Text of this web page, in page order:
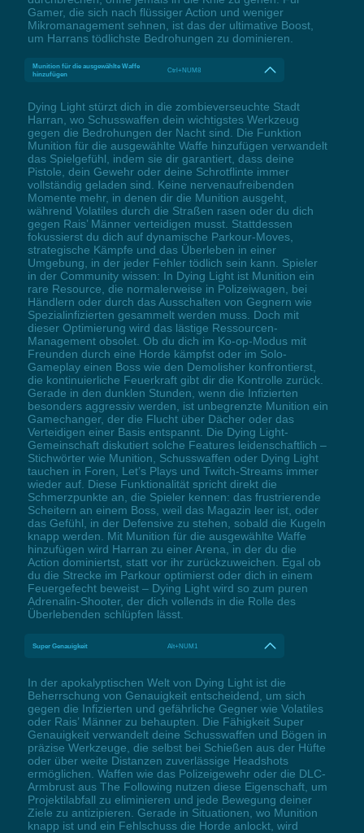
Gamer, die sich nach flüssiger Action und weniger
Mikromanagement sehnen, ist das der ultimative Boost,
um Harrans tödlichste Bedrohungen zu dominieren.
Munition für die ausgewählte Waffe
hinzufügen
Ctrl+NUM8
Dying Light stürzt dich in die zombieverseuchte Stadt
Harran, wo Schusswaffen dein wichtigstes Werkzeug
gegen die Bedrohungen der Nacht sind. Die Funktion
Munition für die ausgewählte Waffe hinzufügen verwandelt
das Spielgefühl, indem sie dir garantiert, dass deine
Pistole, dein Gewehr oder deine Schrotflinte immer
vollständig geladen sind. Keine nervenaufreibenden
Momente mehr, in denen dir die Munition ausgeht,
während Volatiles durch die Straßen rasen oder du dich
gegen Rais’ Männer verteidigen musst. Stattdessen
fokussierst du dich auf dynamische Parkour-Moves,
strategische Kämpfe und das Überleben in einer
Umgebung, in der jeder Fehler tödlich sein kann. Spieler
in der Community wissen: In Dying Light ist Munition ein
rare Resource, die normalerweise in Polizeiwagen, bei
Händlern oder durch das Ausschalten von Gegnern wie
Spezialinfizierten gesammelt werden muss. Doch mit
dieser Optimierung wird das lästige Ressourcen-
Management obsolet. Ob du dich im Ko-op-Modus mit
Freunden durch eine Horde kämpfst oder im Solo-
Gameplay einen Boss wie den Demolisher konfrontierst,
die kontinuierliche Feuerkraft gibt dir die Kontrolle zurück.
Gerade in den dunklen Stunden, wenn die Infizierten
besonders aggressiv werden, ist unbegrenzte Munition ein
Gamechanger, der die Flucht über Dächer oder das
Verteidigen einer Basis entspannt. Die Dying Light-
Gemeinschaft diskutiert solche Features leidenschaftlich –
Stichwörter wie Munition, Schusswaffen oder Dying Light
tauchen in Foren, Let’s Plays und Twitch-Streams immer
wieder auf. Diese Funktionalität spricht direkt die
Schmerzpunkte an, die Spieler kennen: das frustrierende
Scheitern an einem Boss, weil das Magazin leer ist, oder
das Gefühl, in der Defensive zu stehen, sobald die Kugeln
knapp werden. Mit Munition für die ausgewählte Waffe
hinzufügen wird Harran zu einer Arena, in der du die
Action dominiertst, statt vor ihr zurückzuweichen. Egal ob
du die Strecke im Parkour optimierst oder dich in einem
Feuergefecht beweist – Dying Light wird so zum puren
Adrenalin-Shooter, der dich vollends in die Rolle des
Überlebenden schlüpfen lässt.
Super Genauigkeit Alt+NUM1
In der apokalyptischen Welt von Dying Light ist die
Beherrschung von Genauigkeit entscheidend, um sich
gegen die Infizierten und gefährliche Gegner wie Volatiles
oder Rais’ Männer zu behaupten. Die Fähigkeit Super
Genauigkeit verwandelt deine Schusswaffen und Bögen in
präzise Werkzeuge, die selbst bei Schießen aus der Hüfte
oder über weite Distanzen zuverlässige Headshots
ermöglichen. Waffen wie das Polizeigewehr oder die DLC-
Armbrust aus The Following nutzen diese Eigenschaft, um
Projektilabfall zu eliminieren und jede Bewegung deiner
Ziele zu antizipieren. Gerade in Situationen, wo Munition
knapp ist und ein Fehlschuss die Horde anlockt, wird